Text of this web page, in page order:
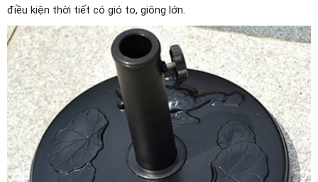
điều kiện thời tiết có gió to, giông lớn.